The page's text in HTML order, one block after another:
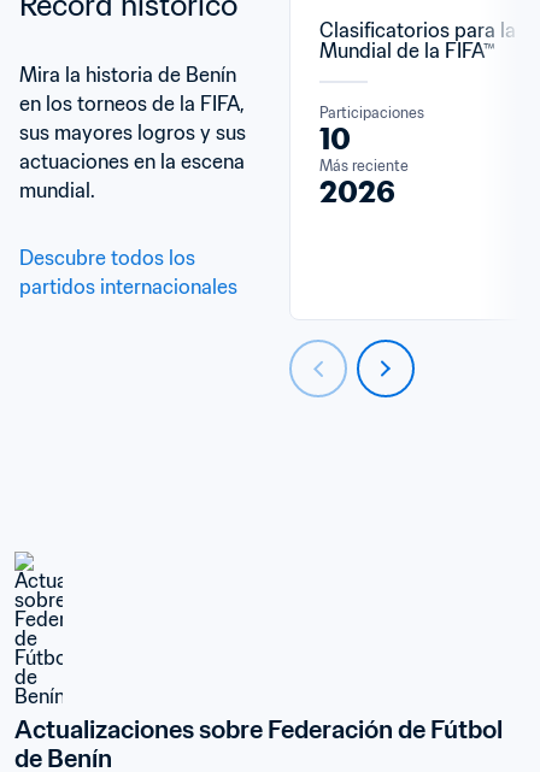
Mira la historia de Benín
en los torneos de la FIFA,
sus mayores logros y sus
actuaciones en la escena
mundial.
Descubre todos los
partidos internacionales
Clasificatorios para la
Mundial de la FIFA™
Participaciones
10
Más reciente
2026
Actualizaciones sobre Federación de Fútbol
de Benín